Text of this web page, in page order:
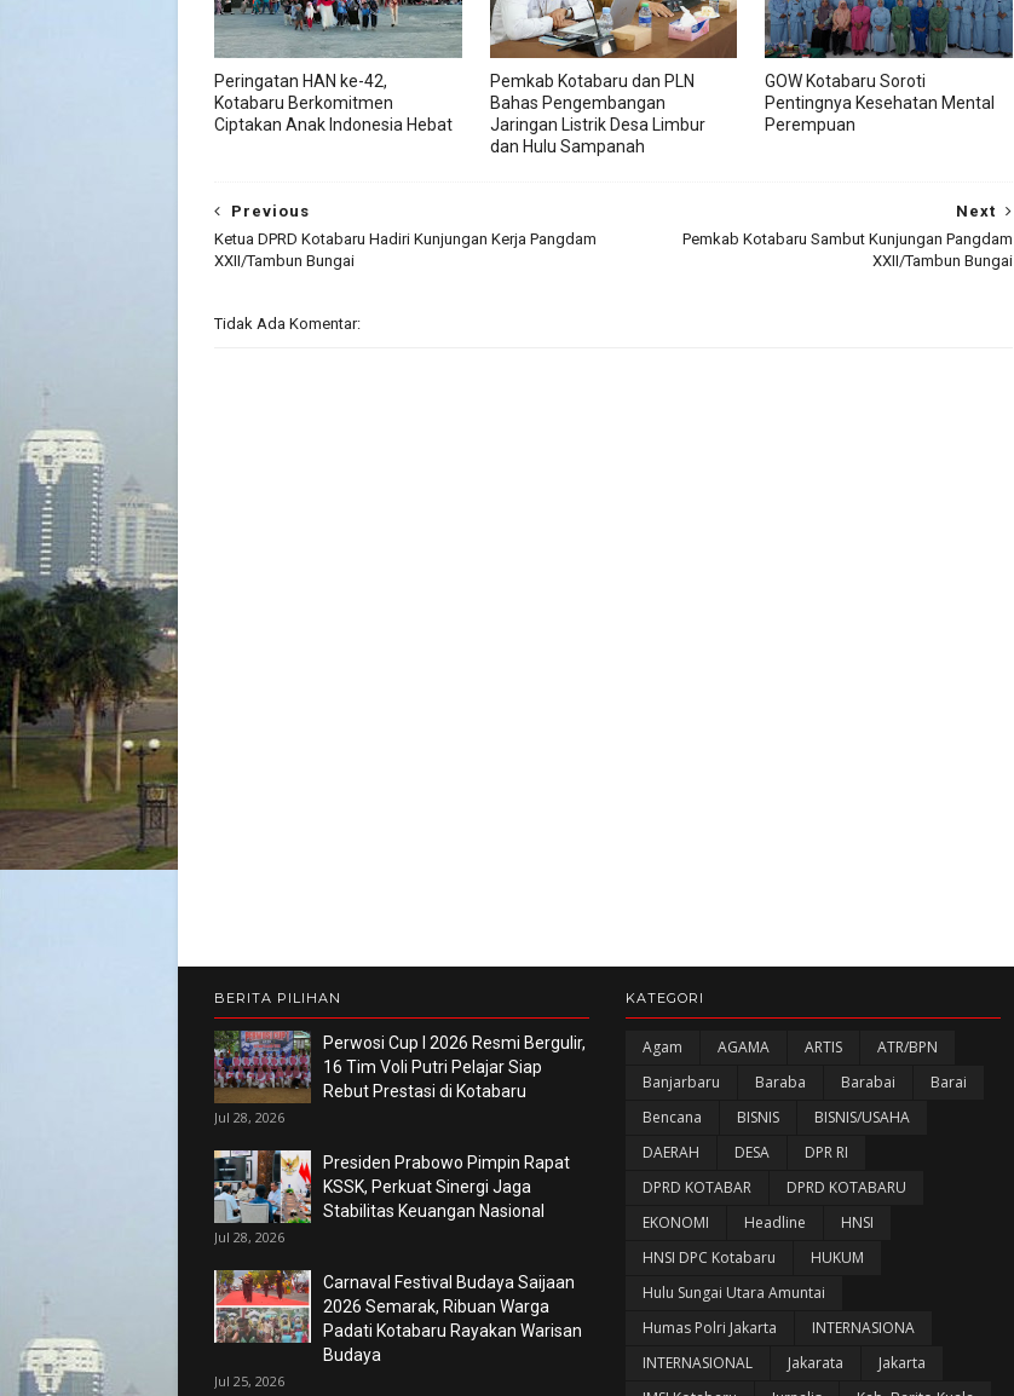
Peringatan HAN ke-42,
Kotabaru Berkomitmen
Ciptakan Anak Indonesia Hebat
Pemkab Kotabaru dan PLN
Bahas Pengembangan
Jaringan Listrik Desa Limbur
dan Hulu Sampanah
GOW Kotabaru Soroti
Pentingnya Kesehatan Mental
Perempuan
Next
Pemkab Kotabaru Sambut Kunjungan Pangdam
XXII/Tambun Bungai
Previous
Ketua DPRD Kotabaru Hadiri Kunjungan Kerja Pangdam
XXII/Tambun Bungai
Tidak Ada Komentar:
BERITA PILIHAN
Perwosi Cup I 2026 Resmi Bergulir,
16 Tim Voli Putri Pelajar Siap
Rebut Prestasi di Kotabaru
Jul 28, 2026
Presiden Prabowo Pimpin Rapat
KSSK, Perkuat Sinergi Jaga
Stabilitas Keuangan Nasional
Jul 28, 2026
Carnaval Festival Budaya Saijaan
2026 Semarak, Ribuan Warga
Padati Kotabaru Rayakan Warisan
Budaya
Jul 25, 2026
KATEGORI
Agam AGAMA ARTIS
ATR/BPN
Banjarbaru
Baraba Barabai
Barai
Bencana
BISNIS
BISNIS/USAHA
DAERAH
DESA
DPR RI
DPRD KOTABAR
DPRD KOTABARU
EKONOMI
Headline
HNSI
HNSI DPC Kotabaru
HUKUM
Hulu Sungai Utara Amuntai
Humas Polri Jakarta
INTERNASIONA
INTERNASIONAL
Jakarata
Jakarta